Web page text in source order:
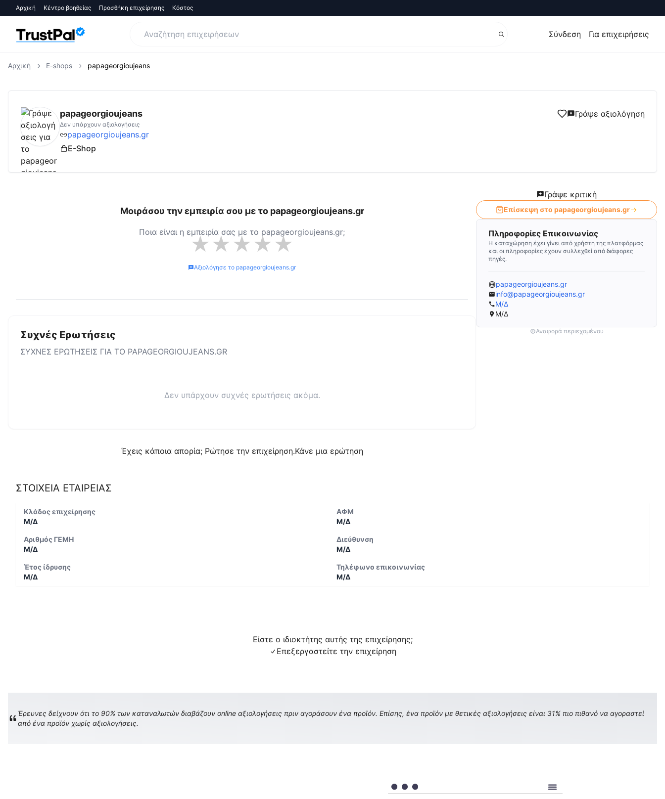
Αρχική Κέντρο βοηθείας Προσθήκη επιχείρησης Κόστος
Σύνδεση Για επιχειρήσεις
Αρχική E-shops papageorgioujeans
papageorgioujeans.grΑξιολογήσεις | Δες Αξιολογήσεις και Κριτικές για
papageorgioujeans Γράψε αξιολόγηση
Δεν υπάρχουν αξιολογήσεις
papageorgioujeans.gr
E-Shop
Μοιράσου την εμπειρία σου με το papageorgioujeans.gr
Ποια είναι η εμπειρία σας με το papageorgioujeans.gr;
★★★★★
Αξιολόγησε το papageorgioujeans.gr
Συχνές Ερωτήσεις
ΣΥΧΝΕΣ ΕΡΩΤΗΣΕΙΣ ΓΙΑ ΤΟ PAPAGEORGIOUJEANS.GR
Δεν υπάρχουν συχνές ερωτήσεις ακόμα.
Έχεις κάποια απορία; Ρώτησε την επιχείρηση.Κάνε μια ερώτηση
Γράψε κριτική
Επίσκεψη στο papageorgioujeans.gr
Πληροφορίες Επικοινωνίας
Η καταχώρηση έχει γίνει από χρήστη της πλατφόρμας
και οι πληροφορίες έχουν συλλεχθεί από διάφορες
πηγές.
papageorgioujeans.gr
info@papageorgioujeans.gr
Μ/Δ
Μ/Δ
Αναφορά περιεχομένου
ΣΤΟΙΧΕΙΑ ΕΤΑΙΡΕΙΑΣ
Κλάδος επιχείρησης
Μ/Δ
ΑΦΜ
Μ/Δ
Αριθμός ΓΕΜΗ
Μ/Δ
Διεύθυνση
Μ/Δ
Έτος ίδρυσης
Μ/Δ
Τηλέφωνο επικοινωνίας
Μ/Δ
Είστε ο ιδιοκτήτης αυτής της επιχείρησης;
Επεξεργαστείτε την επιχείρηση
Έρευνες δείχνουν ότι το 90% των καταναλωτών διαβάζουν online αξιολογήσεις πριν αγοράσουν ένα προϊόν. Επίσης, ένα προϊόν με θετικές αξιολογήσεις είναι 31% πιο πιθανό να αγοραστεί
από ένα προϊόν χωρίς αξιολογήσεις.